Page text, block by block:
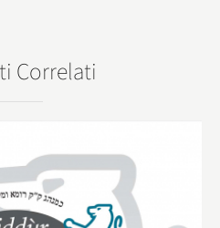
Correlati